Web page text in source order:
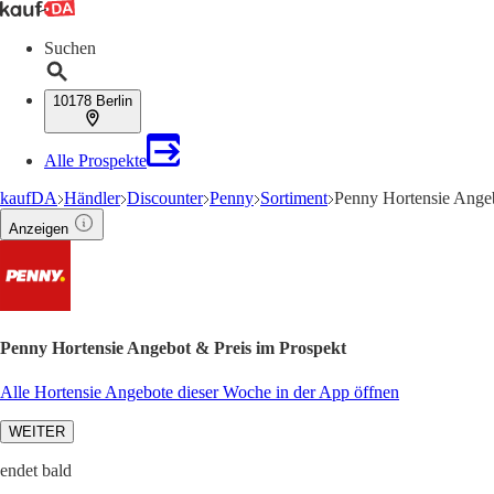
Suchen
10178 Berlin
Alle Prospekte
kaufDA Händler Discounter Penny Sortiment Penny Hortensie
Anzeigen
Penny Hortensie Angebot & Preis im Prospekt
Alle Hortensie Angebote dieser Woche in der App öffnen
WEITER
endet bald